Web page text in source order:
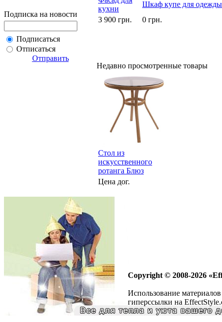
Подписка на новости
Подписаться
Отписаться
Отправить
кухни
Шкаф купе для
3 900 грн.
0 грн.
Недавно просмотренные товары
Стол из
искусственного
ротанга Блюз
Цена дог.
Copyright © 2008-2026
Использование
гиперссылки на